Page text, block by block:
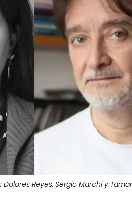
Dolores Reyes, Sergio Marchi y